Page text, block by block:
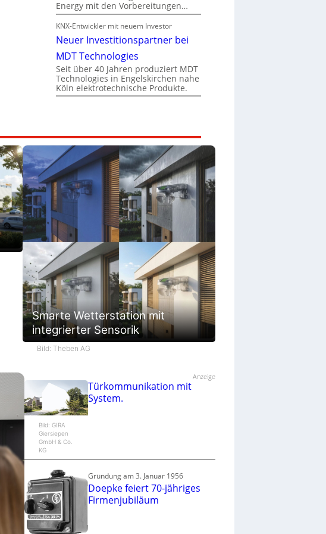
Energy mit den Vorbereitungen…
KNX-Entwickler mit neuem Investor
Neuer Investitionspartner bei
MDT Technologies
Seit über 40 Jahren produziert MDT
Technologies in Engelskirchen nahe
Köln elektrotechnische Produkte.
Smarte Wetterstation mit
integrierter Sensorik
Bild: Theben AG
Anzeige
Bild: GIRA
Giersiepen
GmbH & Co.
KG
Türkommunikation mit
System.
Gründung am 3. Januar 1956
Doepke feiert 70-jähriges
Firmenjubiläum